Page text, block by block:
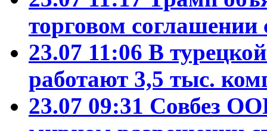
торговом соглашении
23.07 11:06 В
работают 3,5 тыс.
23.07 09:31 Совбез